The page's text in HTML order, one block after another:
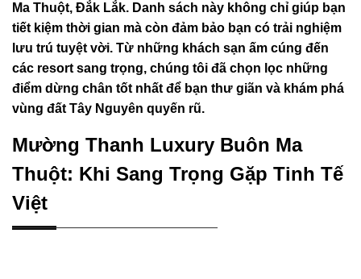
Ma Thuột, Đắk Lắk. Danh sách này không chỉ giúp bạn
tiết kiệm thời gian mà còn đảm bảo bạn có trải nghiệm
lưu trú tuyệt vời. Từ những khách sạn ấm cúng đến
các resort sang trọng, chúng tôi đã chọn lọc những
điểm dừng chân tốt nhất để bạn thư giãn và khám phá
vùng đất Tây Nguyên quyến rũ.
Mường Thanh Luxury Buôn Ma
Thuột: Khi Sang Trọng Gặp Tinh Tế
Việt